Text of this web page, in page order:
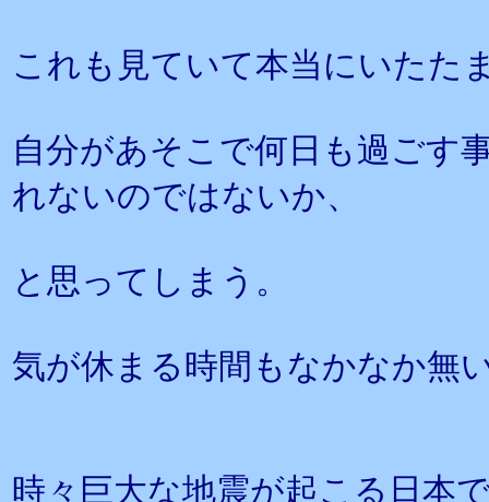
これも見ていて本当にいたた
自分があそこで何日も過ごす
れないのではないか、
と思ってしまう。
気が休まる時間もなかなか無
時々巨大な地震が起こる日本